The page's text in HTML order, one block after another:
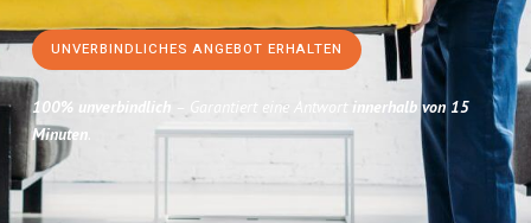
UNVERBINDLICHES ANGEBOT ERHALTEN
100% unverbindlich – Garantiert eine Antwort innerhalb von 15
Minuten.